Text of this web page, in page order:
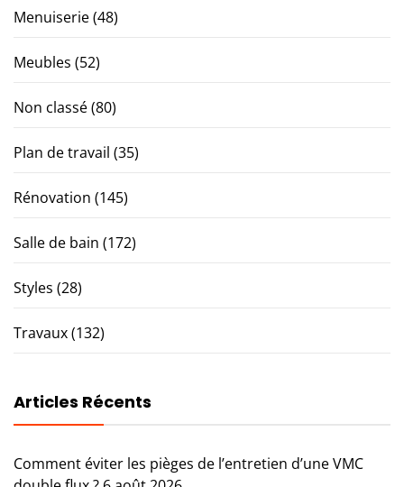
Menuiserie(48)
Meubles (52)
Non classé(80)
Plan de travail (35)
Rénovation (145)
Salle de bain (172)
Styles (28)
Travaux(132)
Articles Récents
Comment éviter les pièges de l’entretien d’une VMC